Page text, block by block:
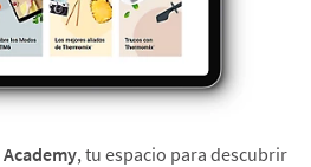
, tu espacio para descubrir